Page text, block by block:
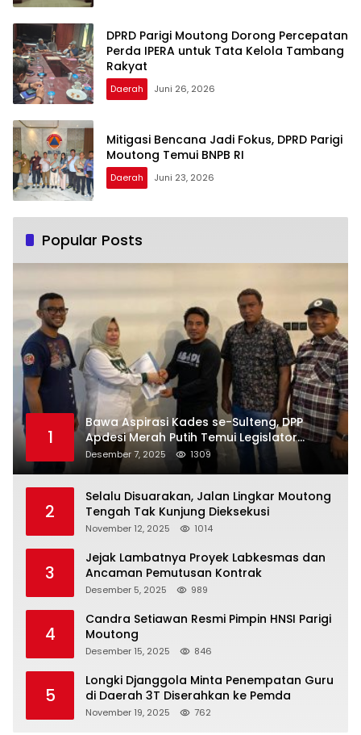
DPRD Parigi Moutong Dorong Percepatan
Perda IPERA untuk Tata Kelola Tambang
Rakyat
Daerah Juni 26, 2026
Mitigasi Bencana Jadi Fokus, DPRD Parigi
Moutong Temui BNPB RI
Daerah Juni 23, 2026
Popular Posts
1
Bawa Aspirasi Kades se-Sulteng, DPP
Apdesi Merah Putih Temui Legislator
Provinsi
Desember 7, 2025 1309
2
Selalu Disuarakan, Jalan Lingkar Moutong
Tengah Tak Kunjung Dieksekusi
November 12, 2025 1014
3
Jejak Lambatnya Proyek Labkesmas dan
Ancaman Pemutusan Kontrak
Desember 5, 2025 989
4
Candra Setiawan Resmi Pimpin HNSI Parigi
Moutong
Desember 15, 2025 846
5
Longki Djanggola Minta Penempatan Guru
di Daerah 3T Diserahkan ke Pemda
November 19, 2025 762